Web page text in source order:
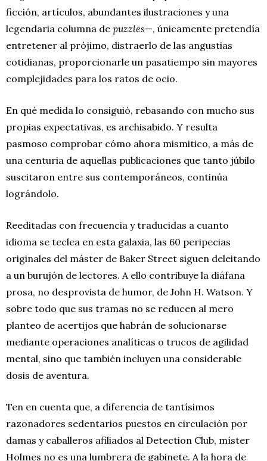
ficción, artículos, abundantes ilustraciones y una
legendaria columna de puzzles—, únicamente pretendía
entretener al prójimo, distraerlo de las angustias
cotidianas, proporcionarle un pasatiempo sin mayores
complejidades para los ratos de ocio.
En qué medida lo consiguió, rebasando con mucho sus
propias expectativas, es archisabido. Y resulta
pasmoso comprobar cómo ahora mismitico, a más de
una centuria de aquellas publicaciones que tanto júbilo
suscitaron entre sus contemporáneos, continúa
lográndolo.
Reeditadas con frecuencia y traducidas a cuanto
idioma se teclea en esta galaxia, las 60 peripecias
originales del máster de Baker Street siguen deleitando
a un burujón de lectores. A ello contribuye la diáfana
prosa, no desprovista de humor, de John H. Watson. Y
sobre todo que sus tramas no se reducen al mero
planteo de acertijos que habrán de solucionarse
mediante operaciones analíticas o trucos de agilidad
mental, sino que también incluyen una considerable
dosis de aventura.
Ten en cuenta que, a diferencia de tantísimos
razonadores sedentarios puestos en circulación por
damas y caballeros afiliados al Detection Club, míster
Holmes no es una lumbrera de gabinete. A la hora de